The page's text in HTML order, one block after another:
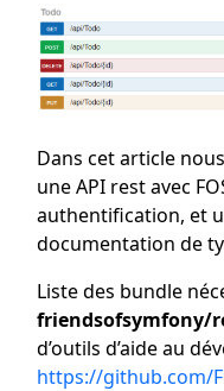
Dans cet article
une API rest avec
authentification, et
documentation de
Liste des bundle
friendsofsymfony/
d’outils d’aide au
https://github.com/